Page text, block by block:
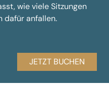
wie viele Sitzungen
dafür anfallen.
JETZT BUCHEN